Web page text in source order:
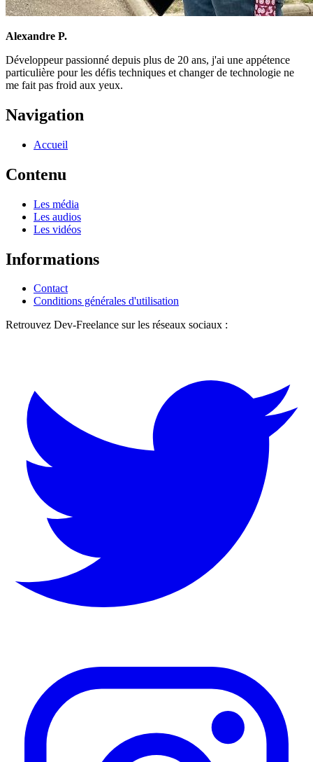
Alexandre P.
Développeur passionné depuis plus de 20 ans, j'ai une appétence
particulière pour les défis techniques et changer de technologie ne
me fait pas froid aux yeux.
Navigation
Accueil
Contenu
Les média
Les audios
Les vidéos
Informations
Contact
Conditions générales d'utilisation
Retrouvez Dev-Freelance sur les réseaux sociaux :